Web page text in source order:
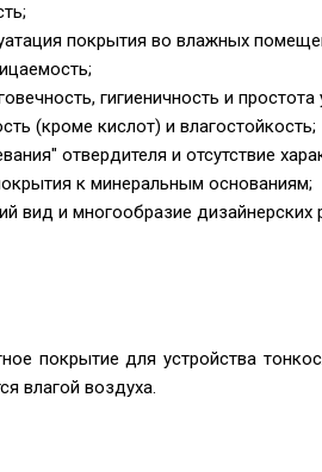
покрытия во влажных
гигиеничность и простота
(кроме кислот) и влагостойкость;
отвердителя и отсутствие
к минеральным основаниям;
вид и многообразие дизайнерских
покрытие для устройства
влагой воздуха.